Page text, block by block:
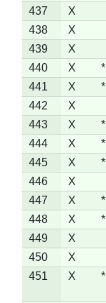
437
X
438
X
439
X
440
X *
441
X *
442
X
443
X *
444
X *
445
X *
446
X
447
X *
448
X *
449
X
450
X
451
X *